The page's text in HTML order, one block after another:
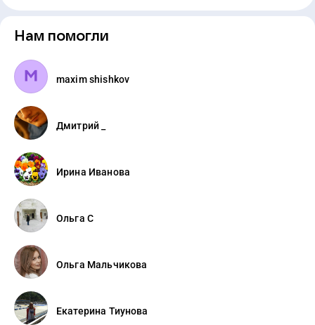
Нам помогли
maxim shishkov
Дмитрий _
Ирина Иванова
Ольга С
Ольга Мальчикова
Екатерина Тиунова